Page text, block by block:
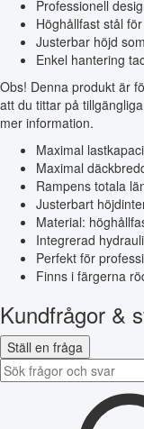
Professionell
Höghållfast stål
Justerbar höjd
Enkel hantering
Obs! Denna produkt är
att du tittar på
mer information.
Maximal
Maximal
Rampens totala
Justerbart
Material:
Integrerad
Perfekt för
Finns i färgerna
Kundfrågor &
Ställ en fråga